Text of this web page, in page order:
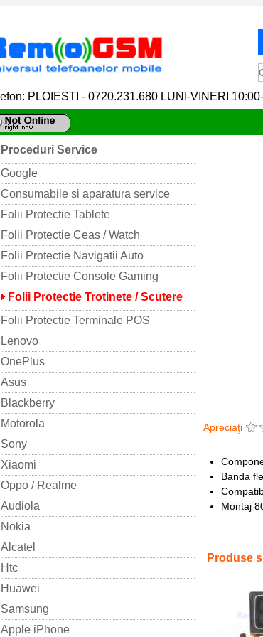
PLOIESTI - 0720.231.680 LUNI-VINERI
Proceduri Service
Google
Consumabile si aparatura service
Folii Protectie Tablete
Folii Protectie Ceas / Watch
Folii Protectie Navigatii Auto
Folii Protectie Console Gaming
Folii Protectie Trotinete / Scutere
Folii Protectie Terminale POS
Lenovo
OnePlus
Asus
Blackberry
Motorola
Sony
Xiaomi
Oppo / Realme
Audiola
Nokia
Alcatel
Htc
Huawei
Samsung
Apple iPhone
Apreciaţi
Banda
Montaj
Produse